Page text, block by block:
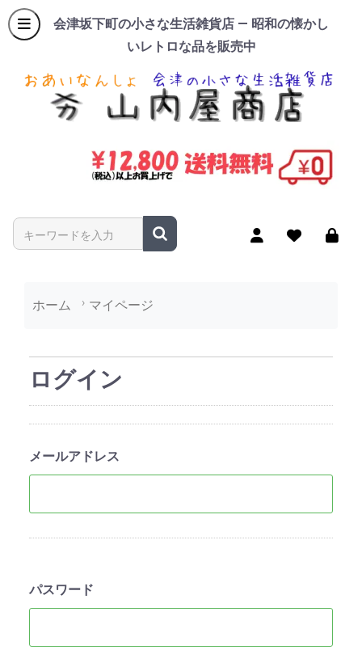
会津坂下町の小さな生活雑貨店 — 昭和の懐かし
いレトロな品を販売中
商品名やキーワードを入力
ホーム マイページ
ログイン
メールアドレス
パスワード